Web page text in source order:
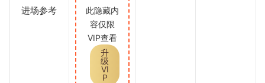
进场参考
此隐藏内
容仅限
VIP查看
升
级
VI
P